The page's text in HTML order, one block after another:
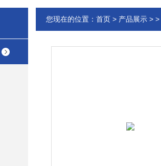
您现在的位置： 首页 > 产品展示 > >